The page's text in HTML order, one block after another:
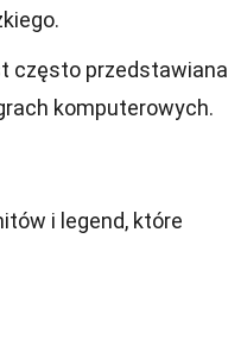
często przedstawiana
komputerowych.
i legend, które